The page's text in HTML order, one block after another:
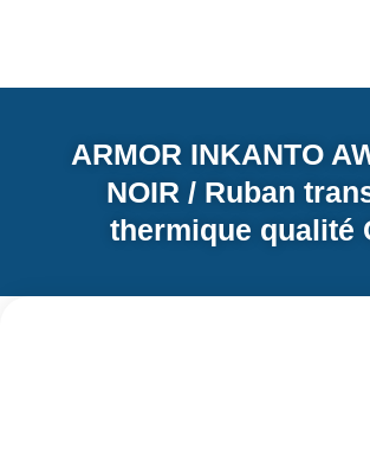
ARMOR INKANTO
NOIR / Ruban
thermique qualité